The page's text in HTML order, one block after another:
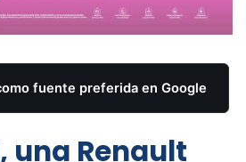
fuente preferida en Google
una Renault